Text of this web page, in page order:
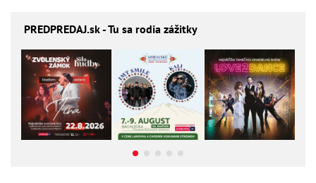
PREDPREDAJ.sk - Tu sa rodia zážitky